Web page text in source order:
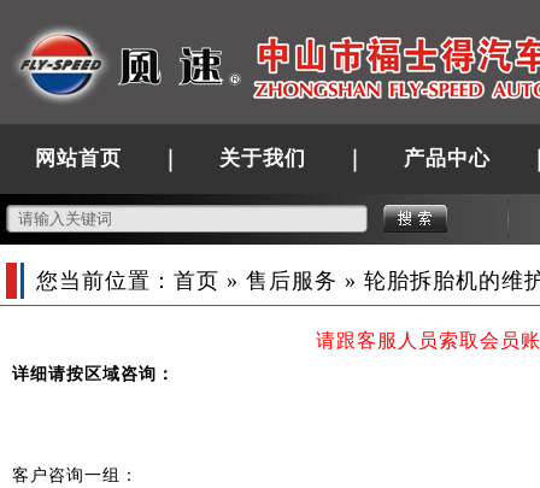
网站首页 关于我们 产品中心
您当前位置： 首页 » 售后服务 » 轮胎拆胎机的维
请跟客服人员索取会员
详细请按区域咨询：
客户咨询一组：